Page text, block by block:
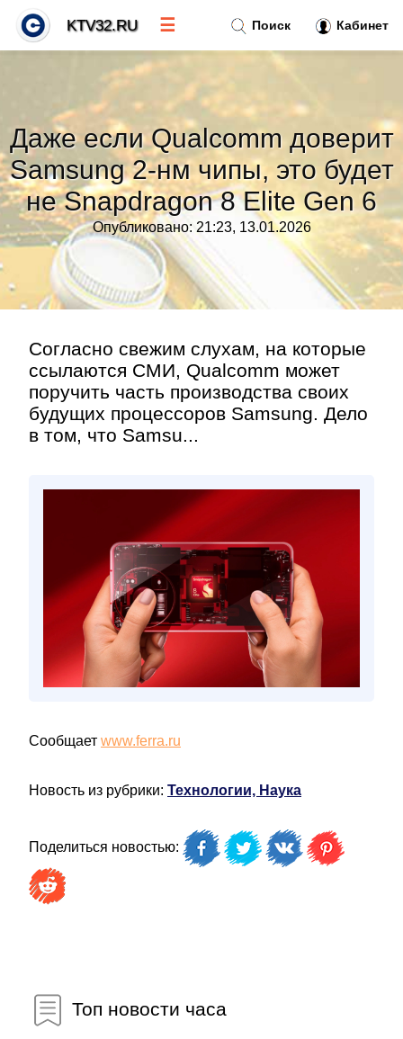
Даже если Qualcomm доверит
Samsung 2-нм чипы, это будет
не Snapdragon 8 Elite Gen 6
Опубликовано: 21:23, 13.01.2026
Согласно свежим слухам, на которые
ссылаются СМИ, Qualcomm может
поручить часть производства своих
будущих процессоров Samsung. Дело
в том, что Samsu...
Сообщает www.ferra.ru
Новость из рубрики: Технологии, Наука
Поделиться новостью:
Топ новости часа
Поиск Кабинет
KTV32.RU ☰
Тренды новостей »
Рубрики»
Правила
Контакт»